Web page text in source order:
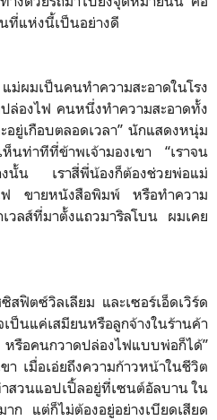
ที่แห่งนี้เป็นอย่างดี
มเป็นคนทำความสะอาดในโรง
องไฟ คนหนึ่งทำความสะอาดทั้ง
อยู่เกือบตลอดเวลา” นักแสดงหนุ่ม
ห็นท่าทีที่ข้าพเจ้ามองเขา “เราจน
นั้น เราสี่พี่น้องก็ต้องช่วยพ่อแม่
ฟ ขายหนังสือพิมพ์ หรือทำความ
วลส์ที่มาตั้งแถวมาริลโบน ผมเคย
สฟิตซ์วิลเลียม และเซอร์เอ็ดเวิร์ด
นแค่เสมียนหรือลูกจ้างในร้านค้า
อคนกวาดปล่องไฟแบบพ่อก็ได้”
เมื่อเอ่ยถึงความก้าวหน้าในชีวิต
ำสวนแอปเปิ้ลอยู่ที่เซนต์อัลบาน ใน
าก แต่ก็ไม่ต้องอยู่อย่างเบียดเสียด